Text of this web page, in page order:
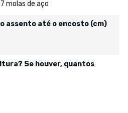
molas de aço
assento até o encosto (cm)
Se houver, quantos